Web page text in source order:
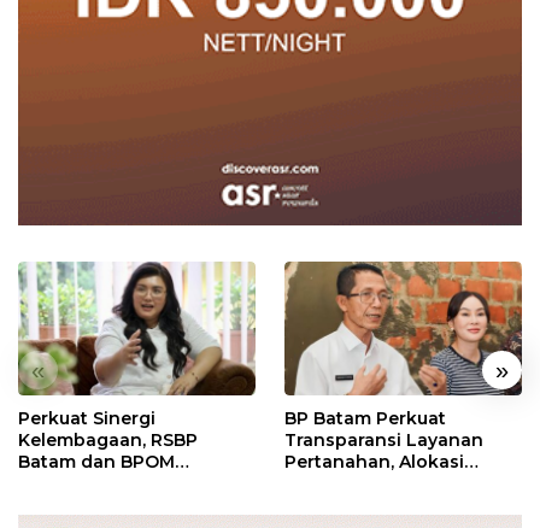
« »
Perkuat Sinergi
Kelembagaan, RSBP
Batam dan BPOM
BP Batam Perkuat
Transparansi Layanan
Pertanahan, Alokasi